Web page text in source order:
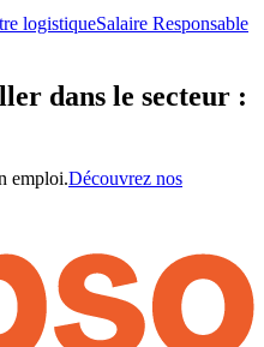
logistiqueSalaire Responsable
dans le secteur :
emploi.Découvrez nos